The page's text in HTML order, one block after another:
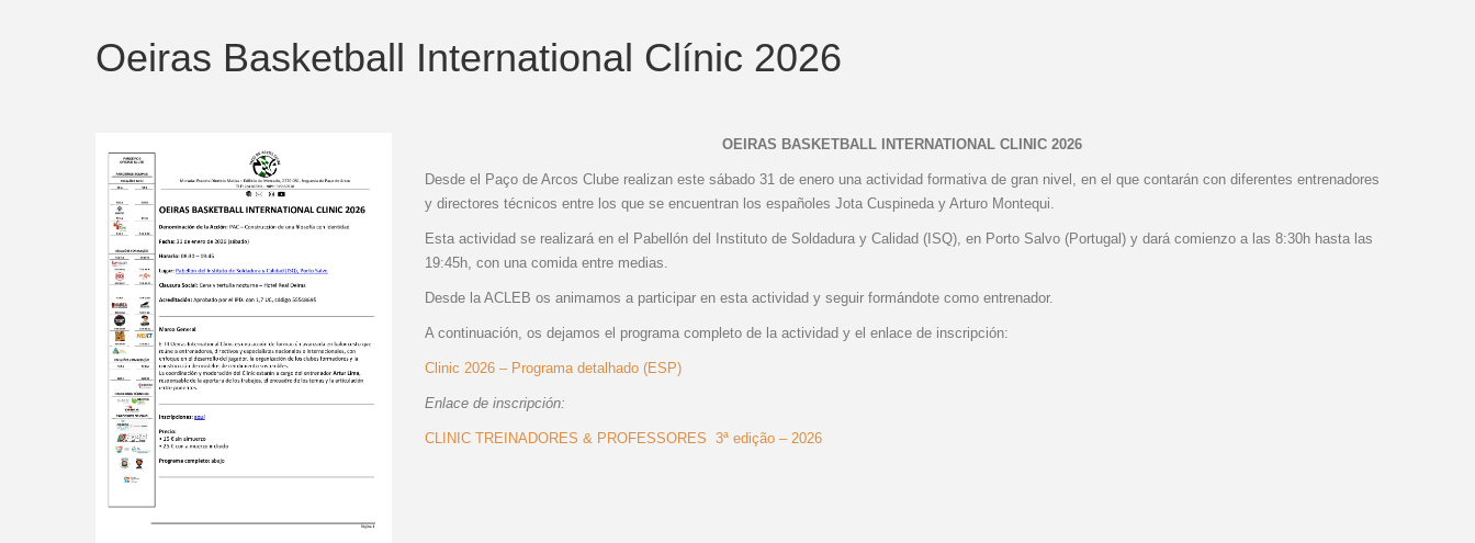
Oeiras Basketball International Clínic 2026
OEIRAS BASKETBALL INTERNATIONAL CLINIC 2026
Desde el Paço de Arcos Clube realizan este sábado 31 de enero una actividad formativa de gran nivel, en el que contarán con diferentes entrenadores
y directores técnicos entre los que se encuentran los españoles Jota Cuspineda y Arturo Montequi.
Esta actividad se realizará en el Pabellón del Instituto de Soldadura y Calidad (ISQ), en Porto Salvo (Portugal) y dará comienzo a las 8:30h hasta las
19:45h, con una comida entre medias.
Desde la ACLEB os animamos a participar en esta actividad y seguir formándote como entrenador.
A continuación, os dejamos el programa completo de la actividad y el enlace de inscripción:
Clinic 2026 – Programa detalhado (ESP)
Enlace de inscripción:
CLINIC TREINADORES & PROFESSORES 3ª edição – 2026